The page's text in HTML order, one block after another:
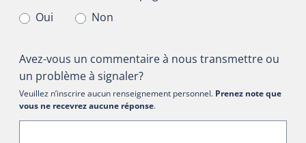
Oui
Non
Avez-vous un commentaire à nous transmettre ou
un problème à signaler?
Veuillez n’inscrire aucun renseignement personnel. Prenez note que
vous ne recevrez aucune réponse.